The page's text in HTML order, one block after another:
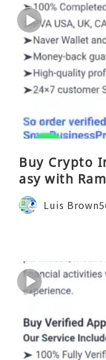
Buy Crypto
asy with
Luis